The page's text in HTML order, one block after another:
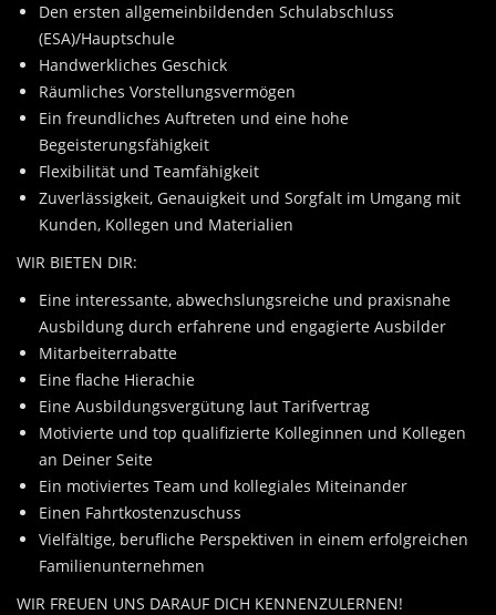
Den ersten allgemeinbildenden Schulabschluss
(ESA)/Hauptschule
Handwerkliches Geschick
Räumliches Vorstellungsvermögen
Ein freundliches Auftreten und eine hohe
Begeisterungsfähigkeit
Flexibilität und Teamfähigkeit
Zuverlässigkeit, Genauigkeit und Sorgfalt im Umgang mit
Kunden, Kollegen und Materialien
WIR BIETEN DIR:
Eine interessante, abwechslungsreiche und praxisnahe
Ausbildung durch erfahrene und engagierte Ausbilder
Mitarbeiterrabatte
Eine flache Hierachie
Eine Ausbildungsvergütung laut Tarifvertrag
Motivierte und top qualifizierte Kolleginnen und Kollegen
an Deiner Seite
Ein motiviertes Team und kollegiales Miteinander
Einen Fahrtkostenzuschuss
Vielfältige, berufliche Perspektiven in einem erfolgreichen
Familienunternehmen
WIR FREUEN UNS DARAUF DICH KENNENZULERNEN!